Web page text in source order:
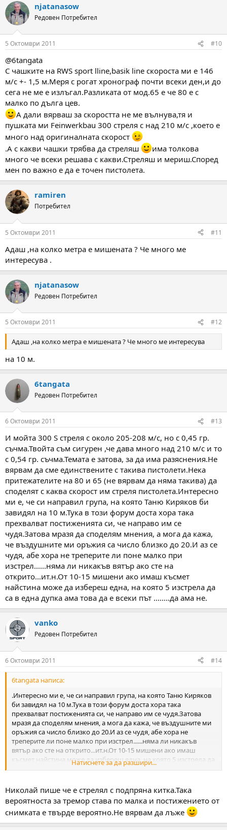
njatanasow
Редовен Потребител
5 Октомври 2011 #10
@6tangata
С чашките на RWS sport lline,basik line скороста ми е 146
м/с +- 1,5 м.Меря с рогат хронограф почти всеки ден,и до
сега не ме е излъгал.Разликата от мод.65 е че 80 е с
малко по дълга цев.
А дали вярваш за скоростта не ме вълнува,тя и
пушката ми Feinwerkbau 300 стреля с над 210 м/с ,което е
много над оригиналната скорост
.А с какви чашки трябва да стреляш
има толкова
много че всеки решава с какви.Стреляш и мериш.Според
мен по важно е да е точен пистолета.
ramiren
Потребител
5 Октомври 2011 #11
Адаш ,на колко метра е мишената ? Че много ме
интересува .
njatanasow
Редовен Потребител
5 Октомври 2011 #12
Адаш ,на колко метра е мишената ? Че много ме интересува
на 10 м.
6tangata
Редовен Потребител
6 Октомври 2011 #13
И мойта 300 S стреля с около 205-208 м/с, но с 0,45 гр.
съчма.Твойта съм сигурен ,че дава много над 210 м/с и то
с 0,54 гр. съчма.Темата е затова, за да има разяснения.Не
вярвам да сме единствените с такива пистолети.Нека
притежателите на 80 и 65 (не вярвам да няма такива) да
споделят с каква скорост им стреля пистолета.Интересно
ми е, че си направил група, на която Таню Киряков би
завидял на 10 м.Тука в този форум доста хора така
прехвалват постиженията си, че направо им се
чудя.Затова мразя да споделям мнения, а мога да кажа,
че въздушните ми оръжия са число близко до 20.И аз се
чудя, абе хора не треперите ли поне малко при
изстрел......няма ли никакъв вятър ако сте на
открито...ит.н.От 10-15 мишени ако имаш късмет
найстина може да избереш една, на която 5 изстрела да
са в една дупка ама това да е всеки път ........да ама не.
vanko
Редовен Потребител
6 Октомври 2011 #14
6tangata написа:
.Интересно ми е, че си направил група, на която Таню Киряков
би завидял на 10 м.Тука в този форум доста хора така
прехвалват постиженията си, че направо им се чудя.Затова
мразя да споделям мнения, а мога да кажа, че въздушните ми
оръжия са число близко до 20.И аз се чудя, абе хора не
треперите ли поне малко при изстрел......няма ли никакъв
вятър ако сте на открито...ит.н.От 10-15 мишени ако имаш
късмет найстина може да избереш една, на която 5 изстрела да
са в една дупка ама това да е всеки път ........да ама не.
Натиснете за да разшири...
Николай пише че е стрелял с подпряна китка.Така
вероятноста за тремор става по малка и постижението от
снимката е твърде вероятно.Не вярвам да лъже